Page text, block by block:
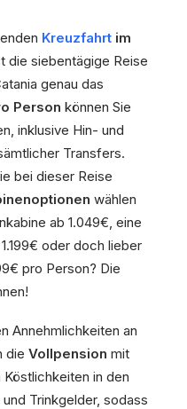
Kreuzfahrt im
die siebentägige Reise
genau das
Person können Sie
inklusive Hin- und
Transfers.
bei dieser Reise
wählen
ab 1.049€, eine
oder doch lieber
pro Person? Die
Annehmlichkeiten an
die Vollpension mit
Köstlichkeiten in den
Trinkgelder, sodass